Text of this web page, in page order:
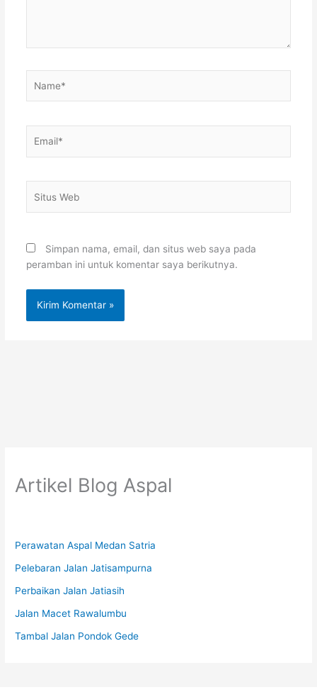
Web
Simpan nama, email, dan situs web saya pada
peramban ini untuk komentar saya berikutnya.
Artikel Blog Aspal
Perawatan Aspal Medan Satria
Pelebaran Jalan Jatisampurna
Perbaikan Jalan Jatiasih
Jalan Macet Rawalumbu
Tambal Jalan Pondok Gede